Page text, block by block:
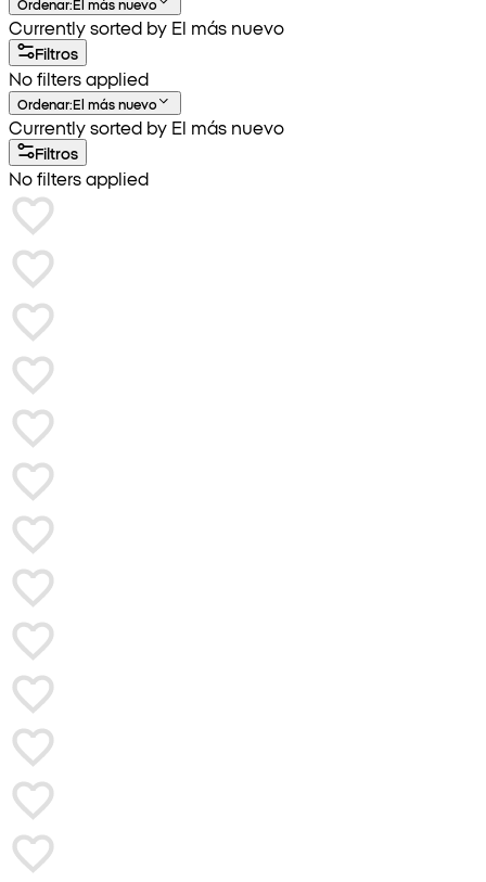
Currently sorted by El más nuevo
Filtros
No filters applied
Ordenar:El más nuevo
Currently sorted by El más nuevo
Filtros
No filters applied